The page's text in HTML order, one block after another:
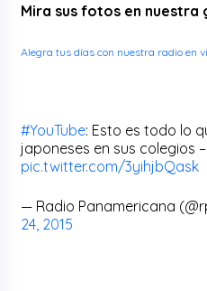
Mira sus fotos en nuestra
Alegra tus días con nuestra radio en
#YouTube: Esto es todo lo
japoneses en sus colegios
pic.twitter.com/3yihjbQask
— Radio Panamericana
24, 2015